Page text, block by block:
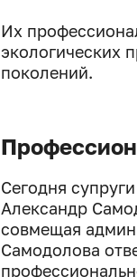
Их
экологических
поколений.
Сегодня
Александр
совмещая
Самодолова